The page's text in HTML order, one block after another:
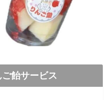
飴サービス